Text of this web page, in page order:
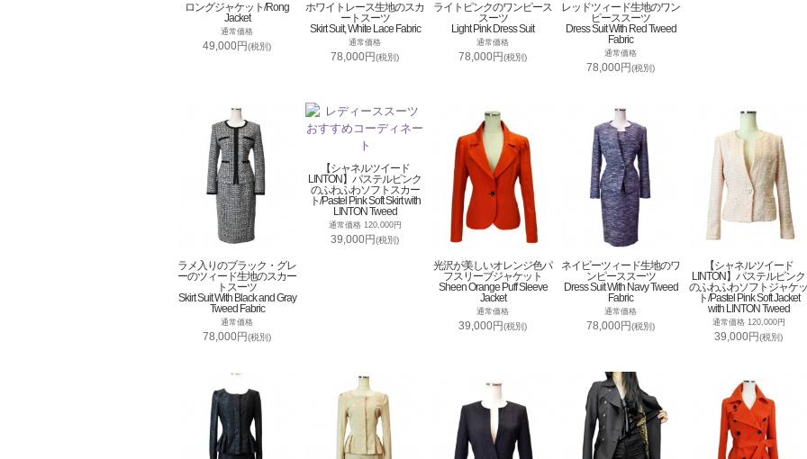
ロングジャケット/Rong
Jacket
通常価格
49,000円(税別)
ホワイトレース生地のスカ
ートスーツ
Skirt Suit, White Lace Fabric
通常価格
78,000円(税別)
ライトピンクのワンピース
スーツ
Light Pink Dress Suit
通常価格
78,000円(税別)
レッドツィード生地のワン
ピーススーツ
Dress Suit With Red Tweed
Fabric
通常価格
78,000円(税別)
ラメ入りのブラック・グレ
ーのツィード生地のスカー
トスーツ
Skirt Suit With Black and Gray
Tweed Fabric
通常価格
78,000円(税別)
【シャネルツイード
LINTON】パステルピンク
のふわふわソフトスカー
ト/Pastel Pink Soft Skirt with
LINTON Tweed
通常価格 120,000円
39,000円(税別)
光沢が美しいオレンジ色パ
フスリーブジャケット
Sheen Orange Puff Sleeve
Jacket
通常価格
39,000円(税別)
ネイビーツィード生地のワ
ンピーススーツ
Dress Suit With Navy Tweed
Fabric
通常価格
78,000円(税別)
【シャネルツイード
LINTON】パステルピンク
のふわふわソフトジャケッ
ト/Pastel Pink Soft Jacket
with LINTON Tweed
通常価格 120,000円
39,000円(税別)